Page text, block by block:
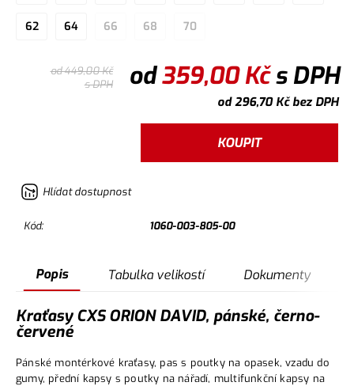
62 64 66 68 70
od449,00Kč
s DPH
od359,00Kčs DPH
od296,70Kčbez DPH
KOUPIT
Hlídat dostupnost
Kód: 1060-003-805-00
Popis Tabulka velikostí Dokumenty
Kraťasy CXS ORION DAVID, pánské, černo-
červené
Pánské montérkové kraťasy, pas s poutky na opasek, vzadu do
gumy, přední kapsy s poutky na nářadí, multifunkční kapsy na